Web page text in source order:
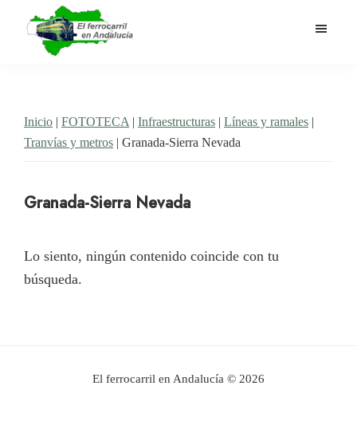
contenido
Andalucía
ferrocarril
en
Inicio | FOTOTECA | Infraestructuras | Líneas y ramales |
Tranvías y metros | Granada-Sierra Nevada
Granada-Sierra Nevada
Lo siento, ningún contenido coincide con tu
búsqueda.
El ferrocarril en Andalucía © 2026